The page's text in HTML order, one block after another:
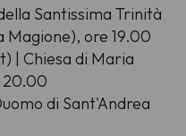
Santissima Trinità
Magione), ore 19.00
| Chiesa di Maria
20.00
di Sant'Andrea